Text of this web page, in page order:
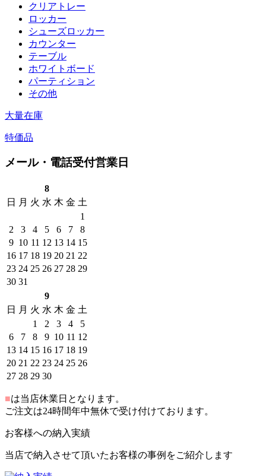
クリアトレー
ロッカー
シューズロッカー
カウンター
テーブル
ホワイトボード
パーティション
その他
大量在庫
特価品
メール・電話受付営業日
8
日
月 火 水 木 金 土
1
2
3 4 5 6 7
8
9 10 11 12 13 14 15
16 17 18 19 20 21 22
23 24 25 26 27 28 29
30 31
9
日
月 火 水 木 金 土
1
2 3 4
5
6
7 8 9 10 11 12
13 14 15 16 17 18 19
20 21 22 23 24 25 26
27 28 29 30
■は当店休業日となります。
ご注文は24時間年中無休で受け付けております。
お客様への納入実績
当店で納入させて頂いたお客様の事例をご紹介します